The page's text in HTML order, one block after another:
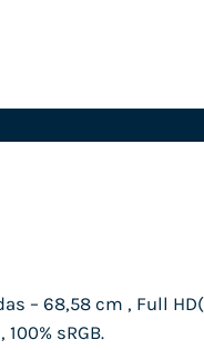
– 68,58 cm , Full
sRGB.